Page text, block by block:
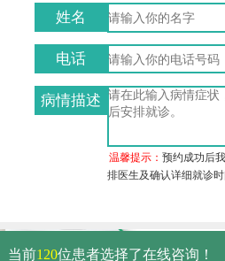
姓名
电话
病情描述
温馨提示：预约成功后
排医生及确认详细就诊时
武汉
当前120位患者选择了在线咨询！